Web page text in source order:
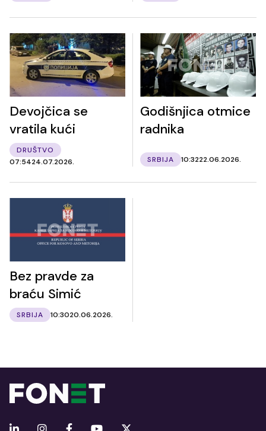
Devojčica se
vratila kući
DRUŠTVO
07:5424.07.2026.
Godišnjica otmice
radnika
SRBIJA 10:3222.06.2026.
Bez pravde za
braću Simić
SRBIJA 10:3020.06.2026.